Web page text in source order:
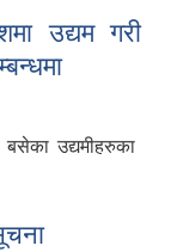
उद्यम गरी
बसेका उद्यमीहरुका